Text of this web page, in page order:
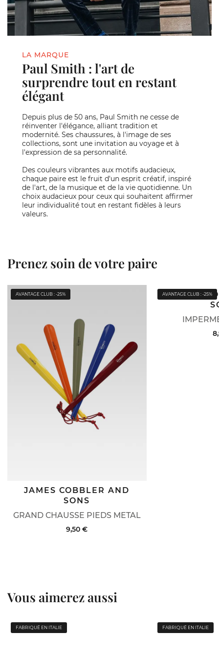
LA MARQUE
Paul Smith : l'art de
surprendre tout en restant
élégant
Depuis plus de 50 ans, Paul Smith ne cesse de
réinventer l'élégance, alliant tradition et
modernité. Ses chaussures, à l'image de ses
collections, sont une invitation au voyage et à
l'expression de sa personnalité.
Des couleurs vibrantes aux motifs audacieux,
chaque paire est le fruit d'un esprit créatif, inspiré
de l'art, de la musique et de la vie quotidienne. Un
choix audacieux pour ceux qui souhaitent affirmer
leur individualité tout en restant fidèles à leurs
valeurs.
Prenez soin de votre paire
AVANTAGE CLUB : -25%
GRAND CHAUSSE PIEDS METAL
JAMES COBBLER AND
SONS
9,50 €
AVANTAGE CLUB : -25%
JAMES
Vous aimerez aussi
FABRIQUÉ EN ITALIE FABRIQUÉ EN ITALIE